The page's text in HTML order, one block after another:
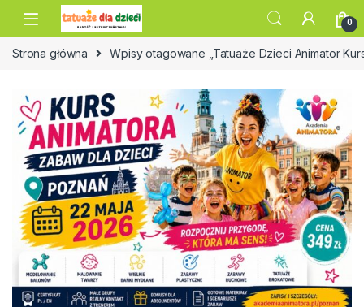
Skip to navigation
Skip to content
0
Strona główna Wpisy otagowane „Tatuaże Dzieci Animator